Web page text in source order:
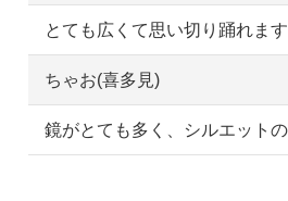
とても広くて思い切り踊れます
ちゃお(喜多見)
鏡がとても多く、シルエット